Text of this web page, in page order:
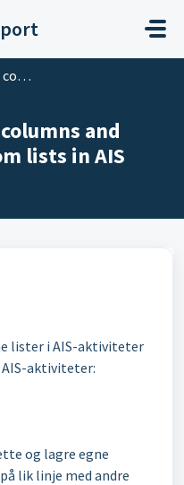
in A...
and
lists in AIS
lister i AIS-aktiviteter
aktiviteter:
og lagre egne
lik linje med andre